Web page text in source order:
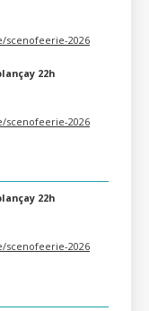
2026
22h
2026
22h
2026